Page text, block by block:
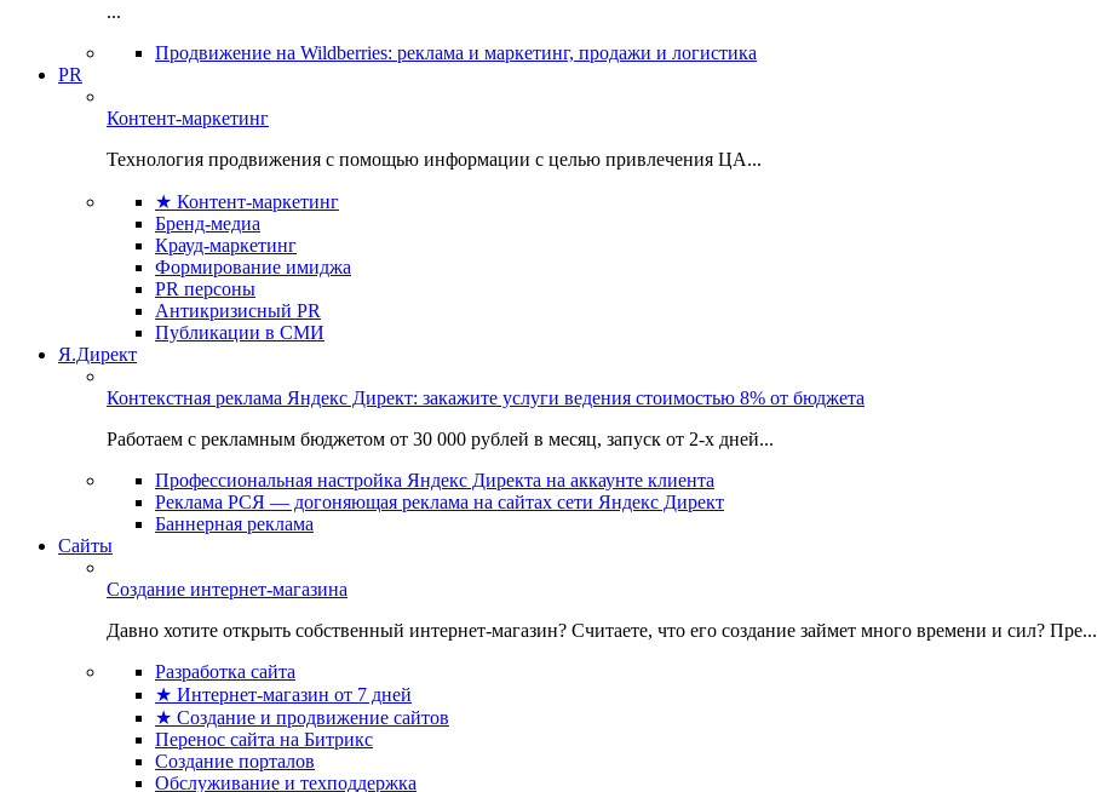
...
Продвижение на Wildberries: реклама и маркетинг, продажи и логистика
PR
Контент-маркетинг
Технология продвижения с помощью информации с целью привлечения ЦА...
★ Контент-маркетинг
Бренд-медиа
Крауд-маркетинг
Формирование имиджа
PR персоны
Антикризисный PR
Публикации в СМИ
Я.Директ
Контекстная реклама Яндекс Директ: закажите услуги ведения стоимостью 8% от бюджета
Работаем с рекламным бюджетом от 30 000 рублей в месяц, запуск от 2-х дней...
Профессиональная настройка Яндекс Директа на аккаунте клиента
Реклама РСЯ — догоняющая реклама на сайтах сети Яндекс Директ
Баннерная реклама
Сайты
Создание интернет-магазина
Давно хотите открыть собственный интернет-магазин? Считаете, что его создание займет много времени и сил? Пре...
Разработка сайта
★ Интернет-магазин от 7 дней
★ Создание и продвижение сайтов
Перенос сайта на Битрикс
Создание порталов
Обслуживание и техподдержка